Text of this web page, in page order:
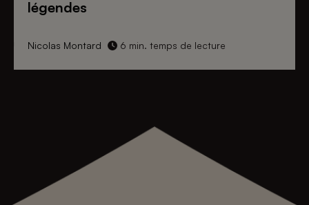
légendes
Nicolas Montard 6 min. temps de lecture